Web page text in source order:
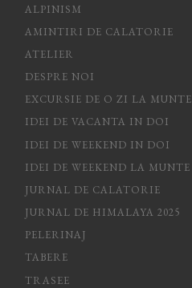
ALPINISM
AMINTIRI DE CALATORIE
ATELIER
DESPRE NOI
EXCURSIE DE O ZI LA MUNTE
IDEI DE VACANTA IN DOI
IDEI DE WEEKEND IN DOI
IDEI DE WEEKEND LA MUNTE
JURNAL DE CALATORIE
JURNAL DE HIMALAYA 2025
PELERINAJ
TABERE
TRASEE